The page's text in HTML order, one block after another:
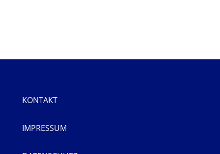
KONTAKT
IMPRESSUM